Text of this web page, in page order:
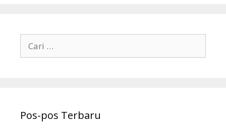
untuk:
Pos-pos Terbaru